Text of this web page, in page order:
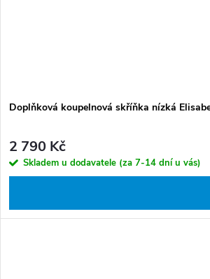
Doplňková koupelnová skříňka nízká
2 790 Kč
Skladem u dodavatele (za 7-14 dní u vás)